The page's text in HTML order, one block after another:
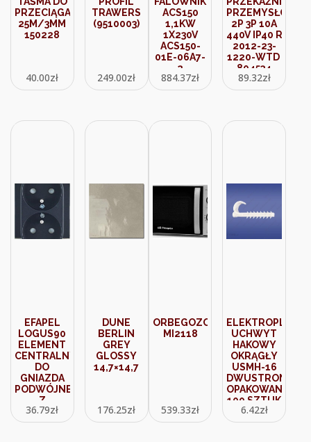
PRZECIĄGANIA
25M/3MM
150228
40.00zł
TRAWERS
(9510003)
249.00zł
ACS150
1,1KW
1X230V
ACS150-
01E-06A7-
2
884.37zł
PRZEMYSŁOWY
2P 3P 10A
440V IP40 R15-
2012-23-
1220-WTD
804534
89.32zł
EFAPEL
LOGUS90
ELEMENT
CENTRALNY
DO
GNIAZDA
PODWÓJNEGO
Z
UZIEMIENIEM
GRAFIT
36.79zł
DUNE
BERLIN
GREY
GLOSSY
14,7×14,7
176.25zł
ORBEGOZO
MI2118
539.33zł
ELEKTROPLAST
UCHWYT
HAKOWY
OKRĄGŁY
USMH-16
DWUSTRONNY
OPAKOWANIE
100 SZTUK
OPATÓWEK
(15.2)
6.42zł